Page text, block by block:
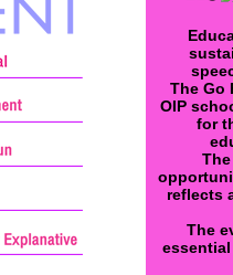
The Go
OIP
for
reflects
The